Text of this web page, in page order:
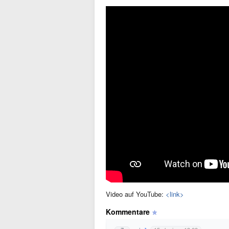
Video auf YouTube: <link>
Kommentare